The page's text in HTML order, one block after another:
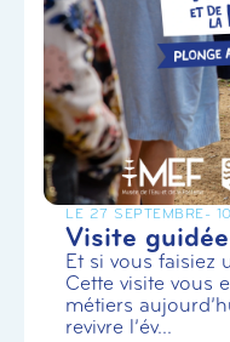
LE 27 SEPTEMBRE-
Visite guidée
Et si vous faisiez
Cette visite vous
métiers
revivre l’év...